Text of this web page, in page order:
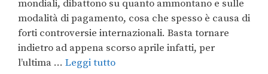
mondiali, dibattono su quanto ammontano e sulle
modalità di pagamento, cosa che spesso è causa di
forti controversie internazionali. Basta tornare
indietro ad appena scorso aprile infatti, per
l’ultima … Leggi tutto